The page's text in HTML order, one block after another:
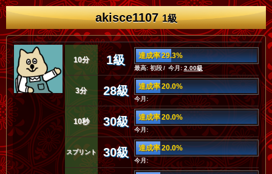
akisce11071級
10分 1級 達成率 29.3%
最高: 初段 / 今月:2.00級
3分 28級 達成率 20.0%
今月:
10秒 30級 達成率 20.0%
今月:
スプリント 30級 達成率 20.0%
今月: